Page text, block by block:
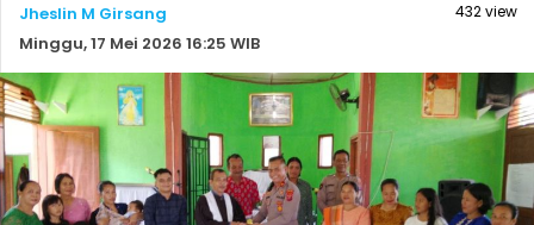
Jheslin M Girsang
Minggu, 17 Mei 2026 16:25 WIB
432 view